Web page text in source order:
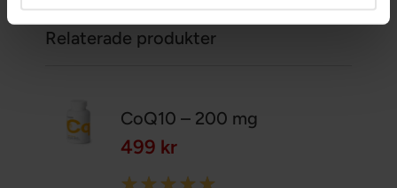
Relaterade produkter
CoQ10 – 200 mg
499 kr
Rating: